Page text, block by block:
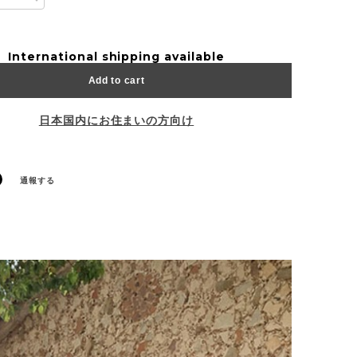
International shipping available
Add to cart
日本国内にお住まいの方向け
通報する